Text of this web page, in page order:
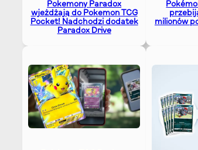
Pokemony Paradox
wjeżdżają do Pokemon TCG
Pocket! Nadchodzi dodatek
Paradox Drive
milionów